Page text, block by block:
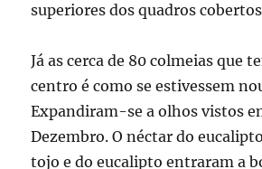
superiores dos quadros
Já as cerca de 80 colmeias que
centro é como se estivessem
Expandiram-se a olhos vistos
Dezembro. O néctar do
tojo e do eucalipto entraram a